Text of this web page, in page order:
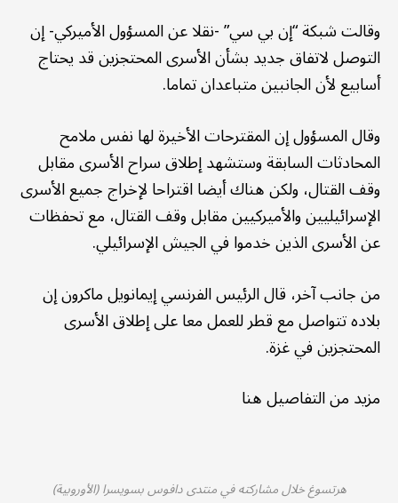
وقالت شبكة “إن بي سي” -نقلا عن المسؤول الأميركي- إن
التوصل لاتفاق جديد بشأن الأسرى المحتجزين قد يحتاج
أسابيع لأن الجانبين متباعدان تماما.
وقال المسؤول إن المقترحات الأخيرة لها نفس ملامح
المحادثات السابقة وستشهد إطلاق سراح الأسرى مقابل
وقف القتال، ولكن هناك أيضا اقتراحا لإخراج جميع الأسرى
الإسرائيليين والأميركيين مقابل وقف القتال، مع تحفظات
عن الأسرى الذين خدموا في الجيش الإسرائيلي.
من جانب آخر، قال الرئيس الفرنسي إيمانويل ماكرون إن
بلاده تتواصل مع قطر للعمل معا على إطلاق الأسرى
المحتجزين في غزة.
مزيد من التفاصيل هنا
هرتسوغ خلال مشاركته في منتدى دافوس بسويسرا (الأوروبية)